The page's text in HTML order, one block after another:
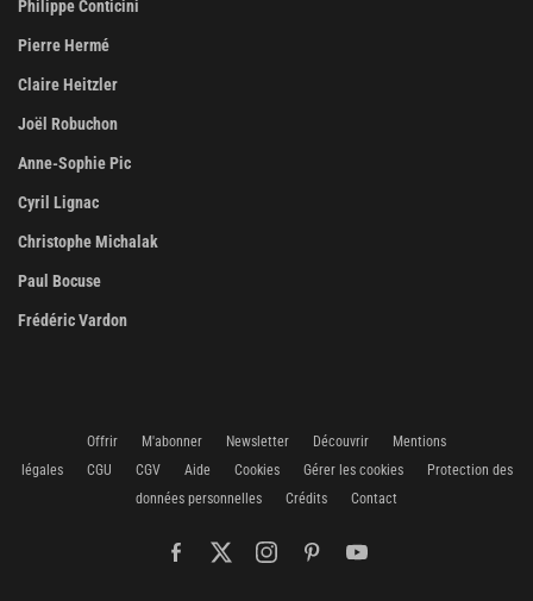
Philippe Conticini
Pierre Hermé
Claire Heitzler
Joël Robuchon
Anne-Sophie Pic
Cyril Lignac
Christophe Michalak
Paul Bocuse
Frédéric Vardon
Offrir M'abonner Newsletter Découvrir
Mentions
légales
CGU CGV Aide Cookies Gérer les cookies
Protection des
données personnelles
Crédits Contact